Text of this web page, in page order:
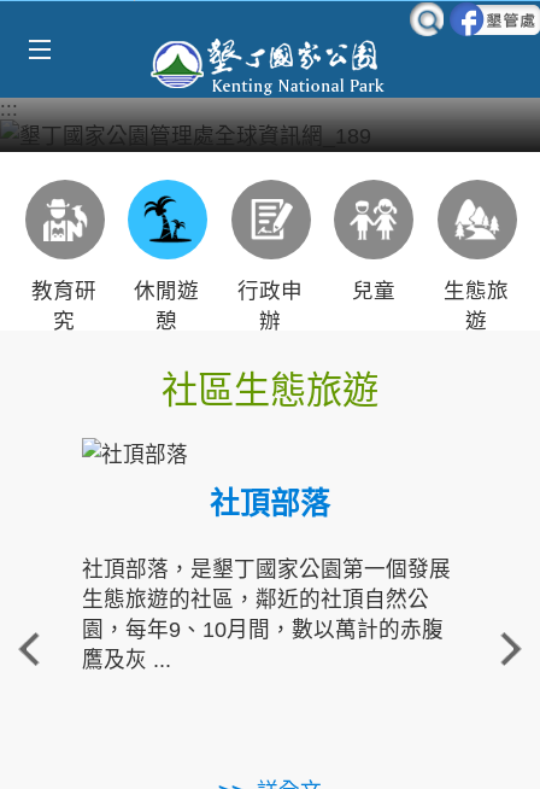
:::
教育研
究
休閒遊
憩
行政申
辦
兒童
生態旅
遊
社區生態旅遊
社頂部落
社頂部落，是墾丁國家公園第一個發展
生態旅遊的社區，鄰近的社頂自然公
園，每年9、10月間，數以萬計的赤腹
鷹及灰 ...
重
走進